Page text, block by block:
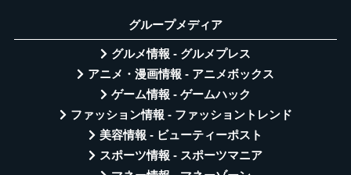
グループメディア
グルメ情報 - グルメプレス
アニメ・漫画情報 - アニメボックス
ゲーム情報 - ゲームハック
ファッション情報 - ファッショントレンド
美容情報 - ビューティーポスト
スポーツ情報 - スポーツマニア